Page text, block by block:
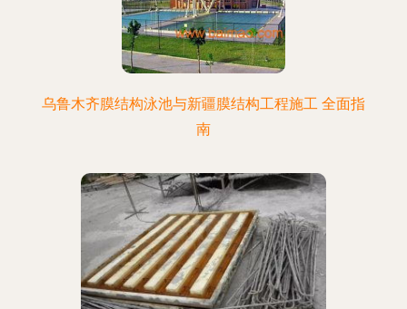
乌鲁木齐膜结构泳池与新疆膜结构工程施工 全面指
南